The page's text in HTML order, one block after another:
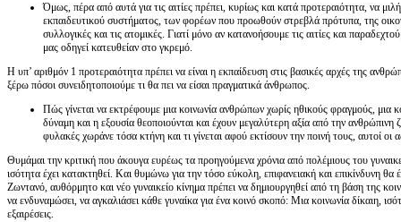
Όμως, πέρα από αυτά για τις αιτίες πρέπει, κυρίως και κατά προτεραιότητα, να
εκπαιδευτικού συστήματος, των φορέων που προωθούν στρεβλά πρότυπα, της
συλλογικές και τις ατομικές. Γιατί μόνο αν κατανοήσουμε τις αιτίες και
μας οδηγεί κατευθείαν στο γκρεμό.
Η υπ’ αριθμόν 1 προτεραιότητα πρέπει να είναι η εκπαίδευση στις βασικές αρχές της
ξέρω πόσοι συνειδητοποιούμε τι θα πει να είσαι πραγματικά άνθρωπος.
Πώς γίνεται να εκτρέφουμε μια κοινωνία ανθρώπων χωρίς ηθικούς φραγμούς, μια
δύναμη και η εξουσία θεοποιούνται και έχουν μεγαλύτερη αξία από την
φυλακές χωράνε τόσα κτήνη και τι γίνεται αφού εκτίσουν την ποινή τους, αυτοί οι
Θυμάμαι την κριτική που άκουγα ευρέως τα προηγούμενα χρόνια από πολέμιους του
ισότητα έχει κατακτηθεί. Και θυμώνω για την τόσο εύκολη, επιφανειακή και επικίνδυνη θα
Ζωντανό, αυθόρμητο και νέο γυναικείο κίνημα πρέπει να δημιουργηθεί από τη βάση της
να ενδυναμώσει, να αγκαλιάσει κάθε γυναίκα για ένα κοινό σκοπό: Μια κοινωνία δίκαιη,
εξαιρέσεις.